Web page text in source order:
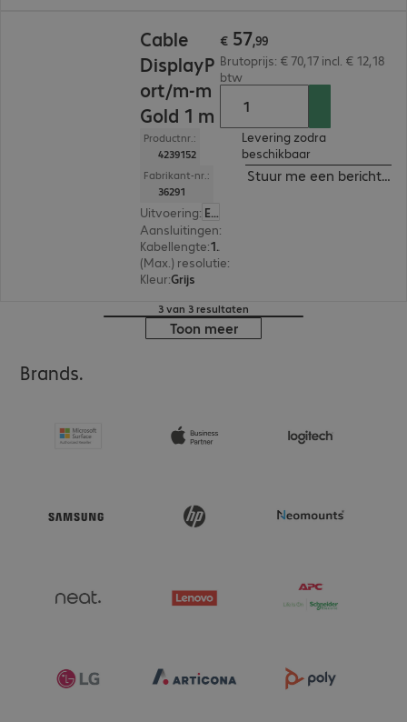
Cable
DisplayP
ort/m-m
Gold 1 m
Productnr.:
4239152
Fabrikant-nr.:
36291
Uitvoering: Europa
Aansluitingen:
Kabellengte: 1 m
(Max.) resolutie:
Kleur:Grijs
€ 57,99
Brutoprijs: € 70,17 incl. € 12,18
btw
Levering zodra
beschikbaar
Stuur me een bericht
3 van 3 resultaten
Toon meer
Brands.